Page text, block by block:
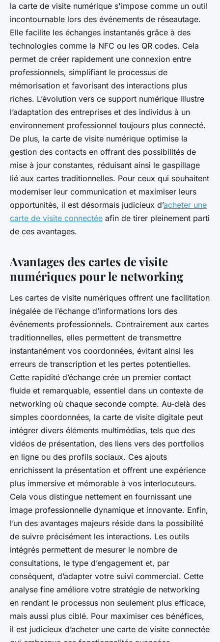
la carte de visite numérique s'impose comme un outil
incontournable lors des événements de réseautage.
Elle facilite les échanges instantanés grâce à des
technologies comme la NFC ou les QR codes. Cela
permet de créer rapidement une connexion entre
professionnels, simplifiant le processus de
mémorisation et favorisant des interactions plus
riches. L’évolution vers ce support numérique illustre
l’adaptation des entreprises et des individus à un
environnement professionnel toujours plus connecté.
De plus, la carte de visite numérique optimise la
gestion des contacts en offrant des possibilités de
mise à jour constantes, réduisant ainsi le gaspillage
lié aux cartes traditionnelles. Pour ceux qui souhaitent
moderniser leur communication et maximiser leurs
opportunités, il est désormais judicieux d’acheter une
carte de visite connectée afin de tirer pleinement parti
de ces avantages.
Avantages des cartes de visite
numériques pour le networking
Les cartes de visite numériques offrent une facilitation
inégalée de l’échange d’informations lors des
événements professionnels. Contrairement aux cartes
traditionnelles, elles permettent de transmettre
instantanément vos coordonnées, évitant ainsi les
erreurs de transcription et les pertes potentielles.
Cette rapidité d’échange crée un premier contact
fluide et remarquable, essentiel dans un contexte de
networking où chaque seconde compte. Au-delà des
simples coordonnées, la carte de visite digitale peut
intégrer divers éléments multimédias, tels que des
vidéos de présentation, des liens vers des portfolios
en ligne ou des profils sociaux. Ces ajouts
enrichissent la présentation et offrent une expérience
plus immersive et mémorable à vos interlocuteurs.
Cela vous distingue nettement en fournissant une
image professionnelle dynamique et innovante. Enfin,
l’un des avantages majeurs réside dans la possibilité
de suivre précisément les interactions. Les outils
intégrés permettent de mesurer le nombre de
consultations, le type d’engagement et, par
conséquent, d’adapter votre suivi commercial. Cette
analyse fine améliore votre stratégie de networking
en rendant le processus non seulement plus efficace,
mais aussi plus ciblé. Pour maximiser ces bénéfices,
il est judicieux d’acheter une carte de visite connectée